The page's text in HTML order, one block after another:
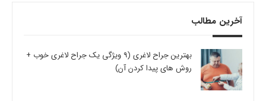
آخرین مطالب
بهترین جراح لاغری (9 ویژگی یک جراح لاغری خوب +
روش های پیدا کردن آن)